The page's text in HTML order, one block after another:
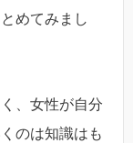
めてみまし
、女性が自分
のは知識はも